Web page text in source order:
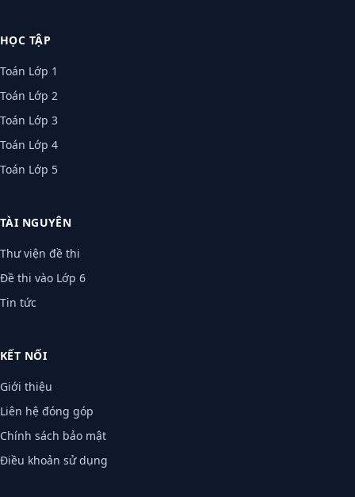
HỌC TẬP
Toán Lớp 1
Toán Lớp 2
Toán Lớp 3
Toán Lớp 4
Toán Lớp 5
TÀI NGUYÊN
Thư viện đề thi
Đề thi vào Lớp 6
Tin tức
KẾT NỐI
Giới thiệu
Liên hệ đóng góp
Chính sách bảo mật
Điều khoản sử dụng